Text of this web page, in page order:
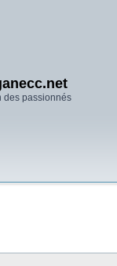
des passionnés